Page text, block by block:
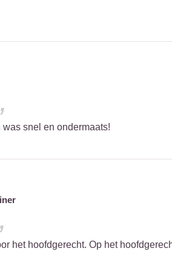
snel en ondermaats!
het hoofdgerecht. Op het